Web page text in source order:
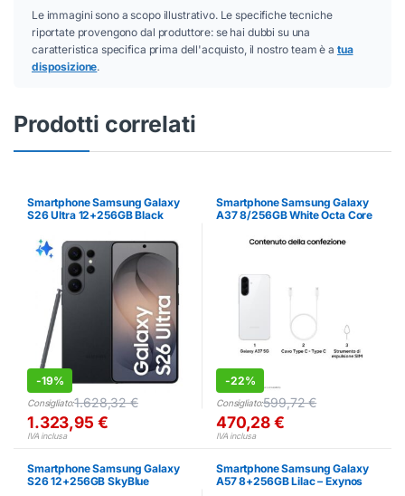
Le immagini sono a scopo illustrativo. Le specifiche tecniche
riportate provengono dal produttore: se hai dubbi su una
caratteristica specifica prima dell'acquisto, il nostro team è a tua
disposizione.
Prodotti correlati
Smartphone Samsung Galaxy
S26 Ultra 12+256GB Black
-19%
Consigliato:1.628,32€
1.323,95 €
IVA inclusa
Smartphone Samsung Galaxy
A37 8/256GB White Octa Core
-22%
Consigliato:599,72€
470,28€
IVA inclusa
Smartphone Samsung Galaxy
S26 12+256GB SkyBlue
Smartphone Samsung Galaxy
A57 8+256GB Lilac – Exynos